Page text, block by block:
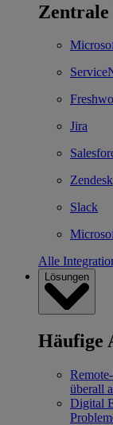
Jira
Zendesk
Slack
Alle
Lösungen
Häufige
überall
Digital